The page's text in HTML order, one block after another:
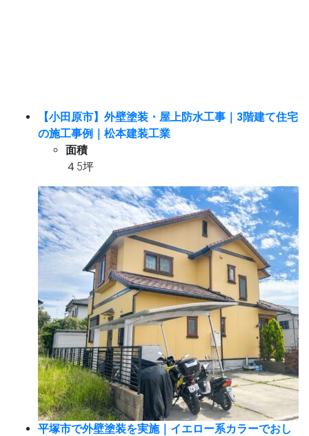
【小田原市】外壁塗装・屋上防水工事｜3階建て住宅
の施工事例｜松本建装工業
面積
４5坪
平塚市外壁塗装・屋根塗装
平塚市で外壁塗装を実施｜イエロー系カラーでおし